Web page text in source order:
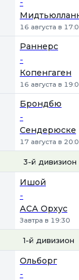
16 августа в
Раннерс
-
Копенгаген
16 августа в
Брондбю
-
Сендерюске
17 августа в
3-й дивизион
Ишой
-
АСА Орхус
Завтра в 19:30
1-й дивизион
Ольборг
-